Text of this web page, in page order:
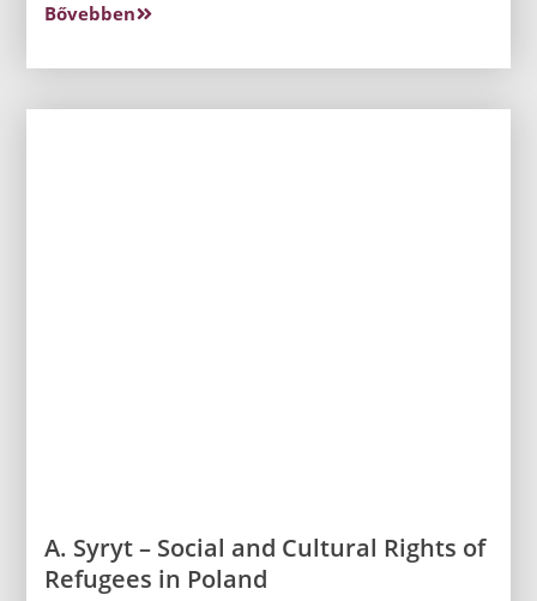
Bővebben
A. Syryt – Social and Cultural Rights of
Refugees in Poland